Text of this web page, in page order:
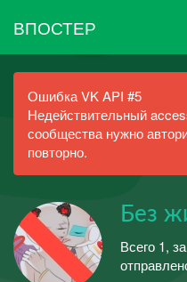
ВПОСТЕР
Ошибка VK API #5
Недействительный
сообщества нужно
повторно.
Без
Всего 1,